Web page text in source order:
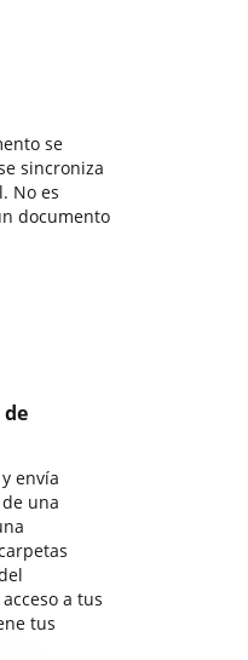
se
sincroniza
No es
documento
envía
una
a tus
tus